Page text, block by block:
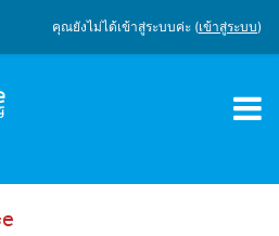
คุณยังไม่ได้เข้าสู่ระบบค่ะ (เข้าสู่ระบบ)